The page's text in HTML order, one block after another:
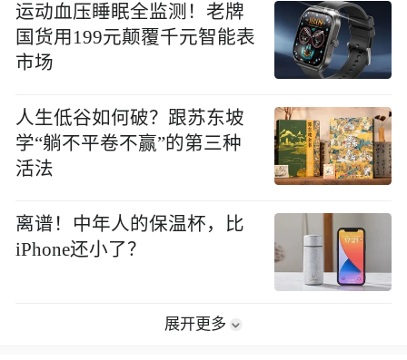
运动血压睡眠全监测！老牌
国货用199元颠覆千元智能表
市场
人生低谷如何破？跟苏东坡
学“躺不平卷不赢”的第三种
活法
离谱！中年人的保温杯，比
iPhone还小了？
展开更多